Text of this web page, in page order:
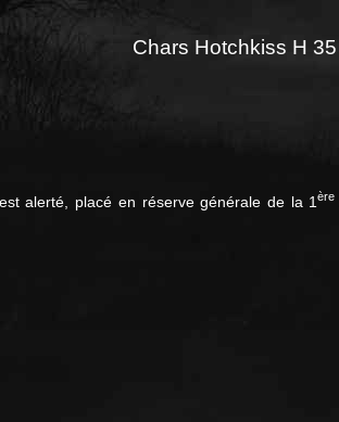
Chars Hotchkiss H 35
alerté, placé en réserve générale de la 1ère